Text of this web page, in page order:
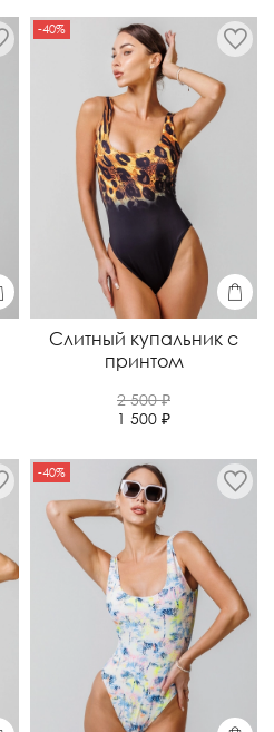
-40%
Слитный купальник с
принтом
2 500 ₽
1 500 ₽
-40%